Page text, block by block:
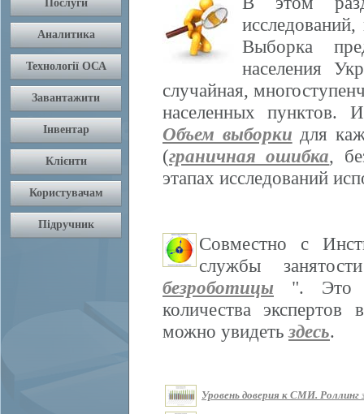
Выборка
населения
случайная,
населенных пунктов.
Объем выборки для
(граничная ошибка,
этапах исследований
Совместно с
службы
безроботицы ". Это
количества
можно увидетьздесь.
Уровень доверия к СМИ. Роллинг